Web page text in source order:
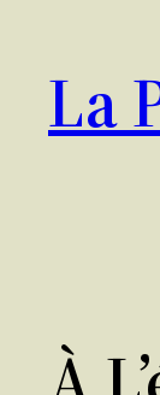
contenu
La